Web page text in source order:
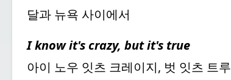
달과 뉴욕 사이에서
I know it's crazy, but it's true
아이 노우 잇츠 크레이지, 벗 잇츠 트루